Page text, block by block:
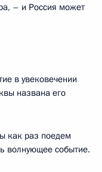
– и Россия может
в увековечении
названа его
как раз поедем
волнующее событие.